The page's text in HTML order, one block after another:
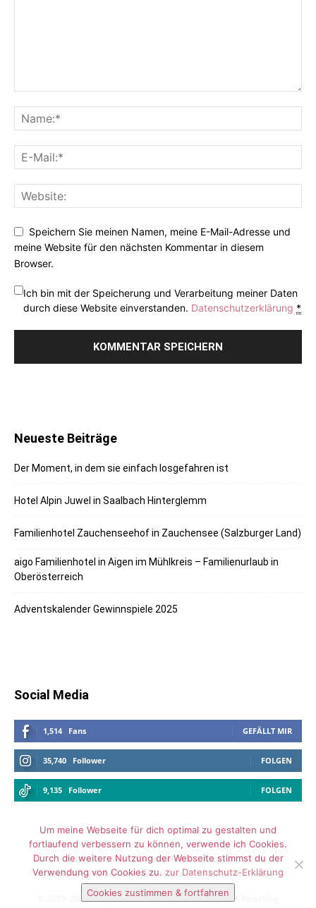
Speichern Sie meinen Namen, meine E-Mail-Adresse und
meine Website für den nächsten Kommentar in diesem
Browser.
Ich bin mit der Speicherung und Verarbeitung meiner Daten
durch diese Website einverstanden. Datenschutzerklärung *
Neueste Beiträge
Der Moment, in dem sie einfach losgefahren ist
Hotel Alpin Juwel in Saalbach Hinterglemm
Familienhotel Zauchenseehof in Zauchensee (Salzburger Land)
aigo Familienhotel in Aigen im Mühlkreis – Familienurlaub in
Oberösterreich
Adventskalender Gewinnspiele 2025
Social Media
1,514 Fans GEFÄLLT MIR
35,740 Follower FOLGEN
9,135 Follower FOLGEN
Impressum Datenschutz
Archiv
Media Kit – Influencer Kooperation
Kontaktformular
© 2011-2025 Vickyliebtdich - Lifestyle- und Familien-Reiseblog
Um meine Webseite für dich optimal zu gestalten und
fortlaufend verbessern zu können, verwende ich Cookies.
Durch die weitere Nutzung der Webseite stimmst du der
Verwendung von Cookies zu. zur Datenschutz-Erklärung
Cookies zustimmen & fortfahren